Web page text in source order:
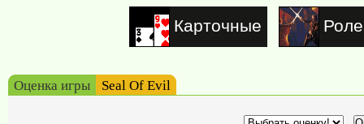
Карточные
Оценка игры Seal Of Evil